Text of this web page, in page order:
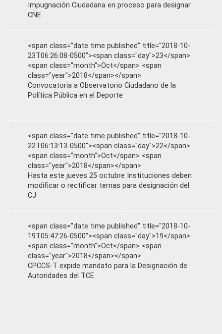
Impugnación Ciudadana en proceso para designar
CNE
<span class="date time published" title="2018-10-
23T06:26:08-0500"><span class="day">23</span>
<span class="month">Oct</span> <span
class="year">2018</span></span>
Convocatoria a Observatorio Ciudadano de la
Política Pública en el Deporte
<span class="date time published" title="2018-10-
22T06:13:13-0500"><span class="day">22</span>
<span class="month">Oct</span> <span
class="year">2018</span></span>
Hasta este jueves 25 octubre Instituciones deben
modificar o rectificar ternas para designación del
CJ
<span class="date time published" title="2018-10-
19T05:47:26-0500"><span class="day">19</span>
<span class="month">Oct</span> <span
class="year">2018</span></span>
CPCCS-T expide mandato para la Designación de
Autoridades del TCE